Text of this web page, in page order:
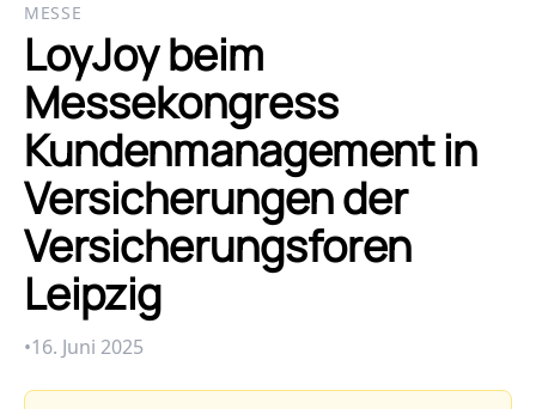
MESSE
LoyJoy beim
Messekongress
Kundenmanagement in
Versicherungen der
Versicherungsforen
Leipzig
•16. Juni 2025